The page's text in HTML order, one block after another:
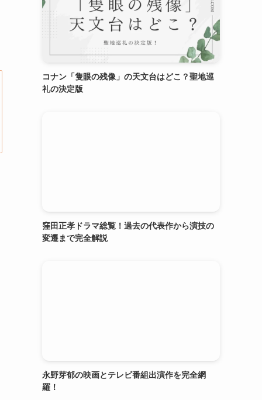
コナン「隻眼の残像」の天文台はどこ？聖地巡
礼の決定版
窪田正孝ドラマ総覧！過去の代表作から演技の
変遷まで完全解説
永野芽郁の映画とテレビ番組出演作を完全網
羅！